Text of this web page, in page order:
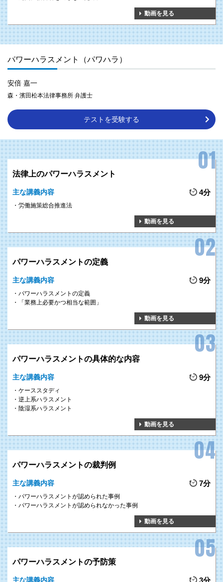
動画を見る
パワーハラスメント（パワハラ）
安倍 嘉一
森・濱田松本法律事務所 弁護士
テストを受験する
法律上のパワーハラスメント
主な講義内容 4分
労働施策総合推進法
動画を見る
パワーハラスメントの定義
主な講義内容 9分
パワーハラスメントの定義
「業務上必要かつ相当な範囲」
動画を見る
パワーハラスメントの具体的な内容
主な講義内容 9分
ケーススタディ
逆上系ハラスメント
陰湿系ハラスメント
動画を見る
パワーハラスメントの裁判例
主な講義内容 7分
パワーハラスメントが認められた事例
パワーハラスメントが認められなかった事例
動画を見る
パワーハラスメントの予防策
主な講義内容 3分